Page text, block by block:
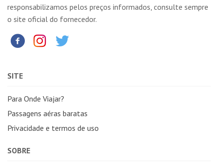
responsabilizamos pelos preços informados, consulte sempre
o site oficial do fornecedor.
SITE
Para Onde Viajar?
Passagens aéras baratas
Privacidade e termos de uso
SOBRE